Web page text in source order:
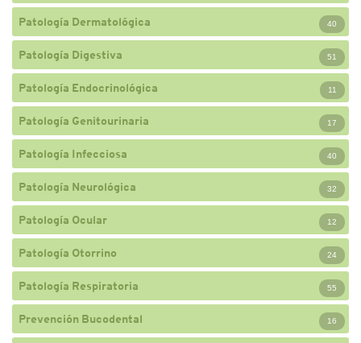
Patología Dermatológica 40
Patología Digestiva 51
Patología Endocrinológica 11
Patología Genitourinaria 17
Patología Infecciosa 40
Patología Neurológica 32
Patología Ocular 12
Patología Otorrino 24
Patología Respiratoria 55
Prevención Bucodental 16